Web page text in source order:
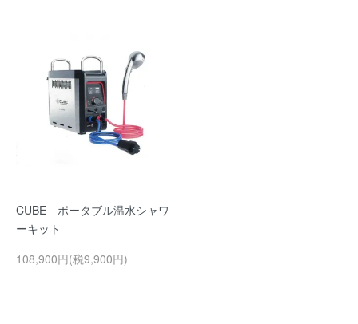
CUBE ポータブル温水シャワ
ーキット
108,900円(税9,900円)